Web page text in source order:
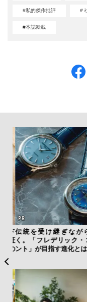
#私的傑作批評 #
#本誌転載
伝統を受け継ぎなが
く。「フレデリック・
ント」が目指す進化とは